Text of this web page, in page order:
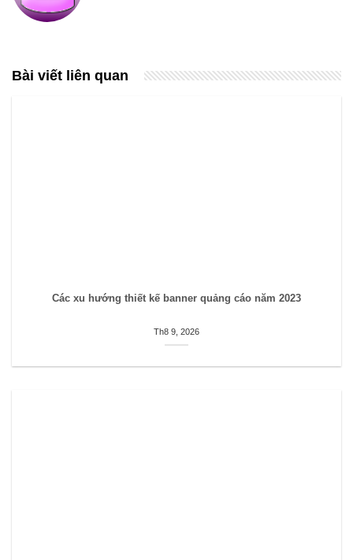
Bài viết liên quan
Các xu hướng thiết kế banner quảng cáo năm 2023
Th8 9, 2026